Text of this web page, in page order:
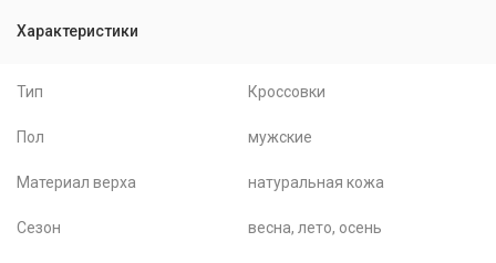
Характеристики
Тип Кроссовки
Пол мужские
Материал верха натуральная кожа
Сезон весна, лето, осень